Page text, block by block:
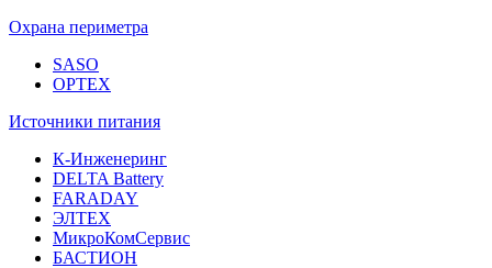
Охрана периметра
SASO
OPTEX
Источники питания
К-Инженеринг
DELTA Battery
FARADAY
ЭЛТЕХ
МикроКомСервис
БАСТИОН